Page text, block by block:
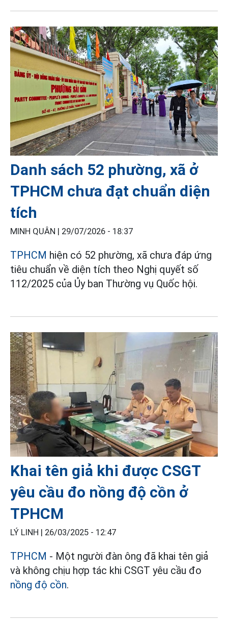
Danh sách 52 phường, xã ở
TPHCM chưa đạt chuẩn diện
tích
MINH QUÂN | 29/07/2026 - 18:37
TPHCM hiện có 52 phường, xã chưa đáp ứng
tiêu chuẩn về diện tích theo Nghị quyết số
112/2025 của Ủy ban Thường vụ Quốc hội.
Khai tên giả khi được CSGT
yêu cầu đo nồng độ cồn ở
TPHCM
LÝ LINH | 26/03/2025 - 12:47
TPHCM - Một người đàn ông đã khai tên giả
và không chịu hợp tác khi CSGT yêu cầu đo
nồng độ cồn.